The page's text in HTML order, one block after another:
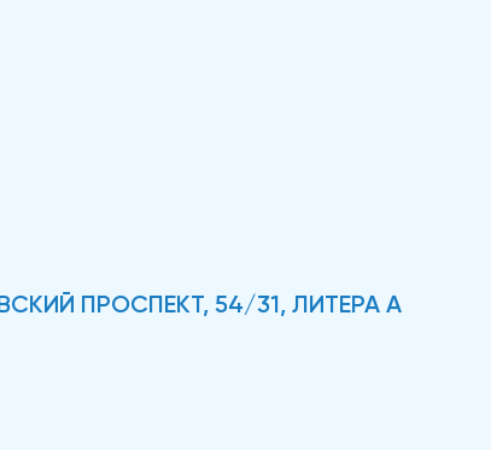
ПРОСПЕКТ, 54/31, ЛИТЕРА А